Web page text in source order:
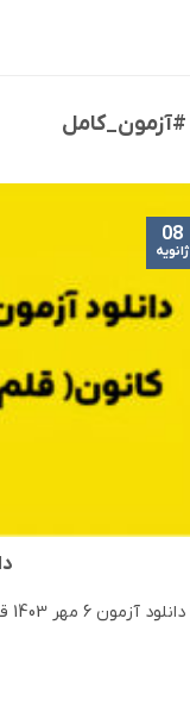
#آزمون_کامل
دانلود آزمون 6 مهر 1403 قلمچی | مرحله 8 قلمچی در این مطلب، لینک دانلود رایگان [...]
08
ژانویه